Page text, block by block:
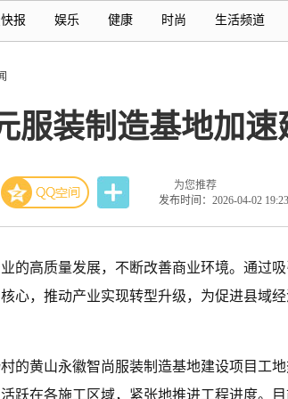
报 娱乐 健康 时尚 生活频道
服装制造基地加
为您推荐
发布时间：2026-04-02 19:23
的高质量发展，不断改善商业环境。通过
心，推动产业实现转型升级，为促进县域
的黄山永徽智尚服装制造基地建设项目工
跃在各施工区域，紧张地推进工程进度。